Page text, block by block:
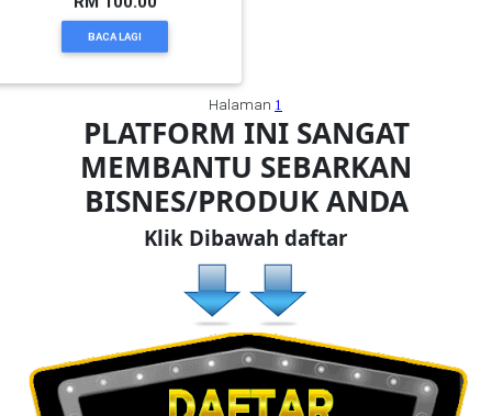
RM 100.00
BACA LAGI
Halaman 1
PLATFORM INI SANGAT
MEMBANTU SEBARKAN
BISNES/PRODUK ANDA
Klik Dibawah daftar
PUTRAJAYA(9)
LABUAN(2)
MALAYSIA(82)
SINGAPORE(0)